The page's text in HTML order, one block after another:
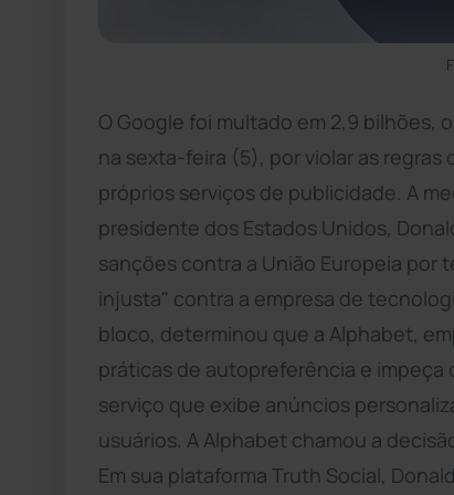
O Google foi multado em 2,9 bilhões,
na sexta-feira (5), por violar as
próprios serviços de publicidade. A
presidente dos Estados Unidos,
sanções contra a União Europeia por
injusta" contra a empresa de
bloco, determinou que a Alphabet,
práticas de autopreferência e
serviço que exibe anúncios
usuários. A Alphabet chamou a
Em sua plataforma Truth Social,